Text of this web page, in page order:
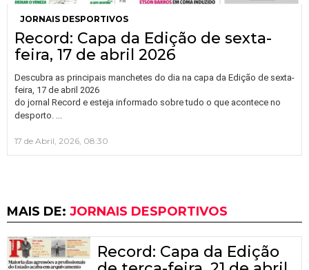
JORNAIS DESPORTIVOS
Record: Capa da Edição de sexta-
feira, 17 de abril 2026
Descubra as principais manchetes do dia na capa da Edição de sexta-
feira, 17 de abril 2026
do jornal Record e esteja informado sobre tudo o que acontece no
desporto.
17 de Abril, 2026, 08:30
MAIS DE: JORNAIS DESPORTIVOS
Record: Capa da Edição